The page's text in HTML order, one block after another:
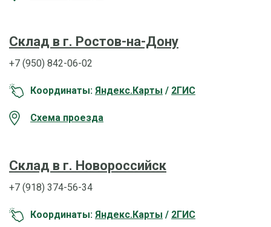
Склад в г. Ростов-на-Дону
+7 (950) 842-06-02
Координаты: Яндекс.Карты / 2ГИС
Схема проезда
Склад в г. Новороссийск
+7 (918) 374-56-34
Координаты: Яндекс.Карты / 2ГИС